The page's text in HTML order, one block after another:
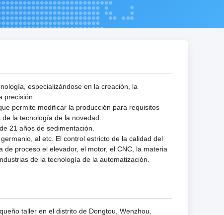
especializándose en la creación, la
precisión.
permite modificar la producción para requisitos
la tecnología de la novedad.
21 años de sedimentación.
al etc. El control estricto de la calidad del
proceso el elevador, el motor, el CNC, la materia
de la tecnología de la automatización.
taller en el distrito de Dongtou, Wenzhou,